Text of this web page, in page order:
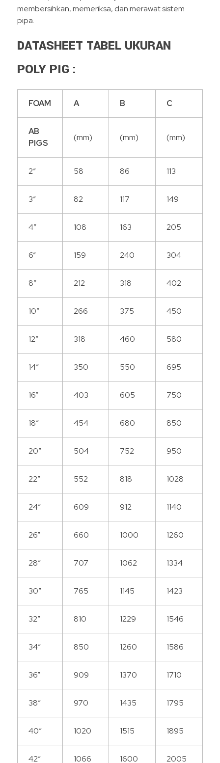
membersihkan, memeriksa, dan merawat sistem
pipa.
DATASHEET TABEL UKURAN
POLY PIG :
FOAM A B C
AB
PIGS
(mm) (mm) (mm)
2” 58 86 113
3” 82 117 149
4” 108 163 205
6” 159 240 304
8” 212 318 402
10” 266 375 450
12” 318 460 580
14” 350 550 695
16” 403 605 750
18” 454 680 850
20” 504 752 950
22” 552 818 1028
24” 609 912 1140
26” 660 1000 1260
28” 707 1062 1334
30” 765 1145 1423
32” 810 1229 1546
34” 850 1260 1586
36” 909 1370 1710
38” 970 1435 1795
40” 1020 1515 1895
42” 1066 1600 2005